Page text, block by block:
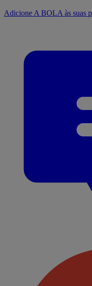
Adicione A BOLA às suas